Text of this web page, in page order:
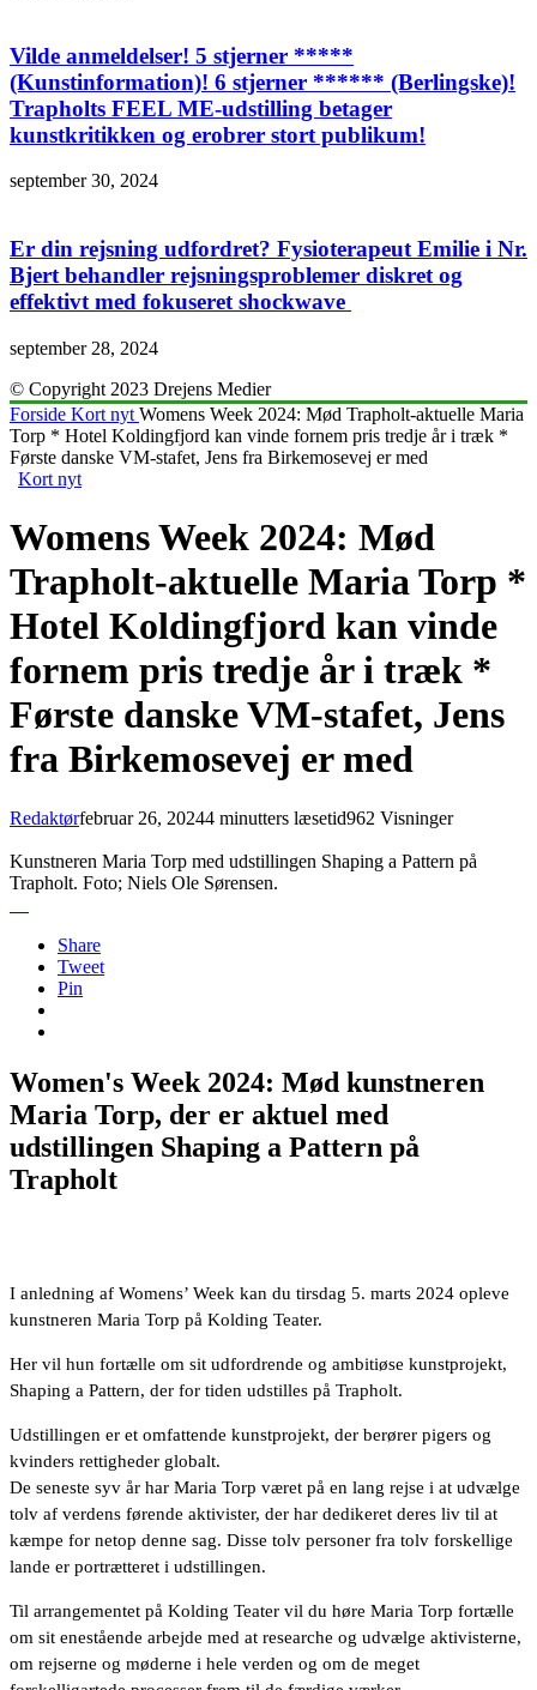
Vilde anmeldelser! 5 stjerner *****
(Kunstinformation)! 6 stjerner ****** (Berlingske)!
Trapholts FEEL ME-udstilling betager
kunstkritikken og erobrer stort publikum!
september 30, 2024
Er din rejsning udfordret? Fysioterapeut Emilie i Nr.
Bjert behandler rejsningsproblemer diskret og
effektivt med fokuseret shockwave
september 28, 2024
© Copyright 2023 Drejens Medier
Forside Kort nyt Womens Week 2024: Mød Trapholt-aktuelle Maria
Torp * Hotel Koldingfjord kan vinde fornem pris tredje år i træk *
Første danske VM-stafet, Jens fra Birkemosevej er med
Kort nyt
Womens Week 2024: Mød
Trapholt-aktuelle Maria Torp *
Hotel Koldingfjord kan vinde
fornem pris tredje år i træk *
Første danske VM-stafet, Jens
fra Birkemosevej er med
Redaktørfebruar 26, 20244 minutters læsetid962 Visninger
Kunstneren Maria Torp med udstillingen Shaping a Pattern på
Trapholt. Foto; Niels Ole Sørensen.
Share
Tweet
Pin
Women's Week 2024: Mød kunstneren
Maria Torp, der er aktuel med
udstillingen Shaping a Pattern på
Trapholt
I anledning af Womens’ Week kan du tirsdag 5. marts 2024 opleve
kunstneren Maria Torp på Kolding Teater.
Her vil hun fortælle om sit udfordrende og ambitiøse kunstprojekt,
Shaping a Pattern, der for tiden udstilles på Trapholt.
Udstillingen er et omfattende kunstprojekt, der berører pigers og
kvinders rettigheder globalt.
De seneste syv år har Maria Torp været på en lang rejse i at udvælge
tolv af verdens førende aktivister, der har dedikeret deres liv til at
kæmpe for netop denne sag. Disse tolv personer fra tolv forskellige
lande er portrætteret i udstillingen.
Til arrangementet på Kolding Teater vil du høre Maria Torp fortælle
om sit enestående arbejde med at researche og udvælge aktivisterne,
om rejserne og møderne i hele verden og om de meget